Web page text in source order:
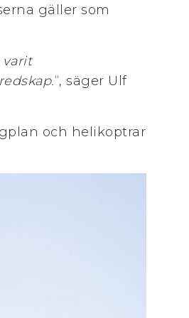
gäller som
varit
“, säger Ulf
och helikoptrar